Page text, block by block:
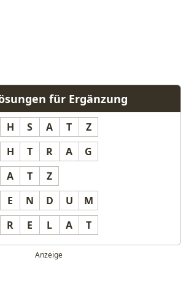
für Ergänzung
H S A T Z
H T R A G
A T Z
E N D U M
R E L A T